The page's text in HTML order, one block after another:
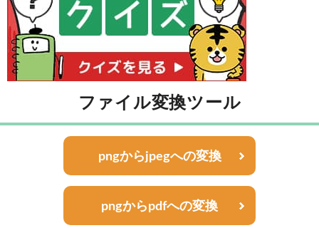
ファイル変換ツール
pngからjpegへの変換
pngからpdfへの変換